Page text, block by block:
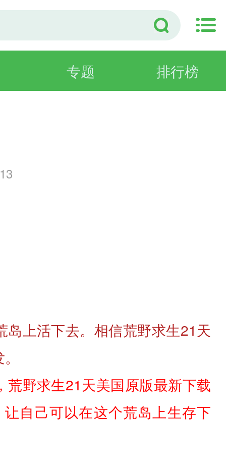
专题 排行榜
上活下去。相信荒野求生21天
野求生21天美国原版最新下载
自己可以在这个荒岛上生存下